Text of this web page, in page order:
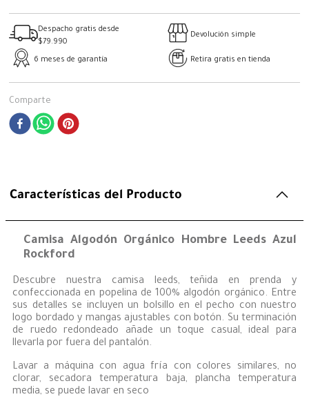
Despacho gratis desde
$79.990
Devolución simple
6 meses de garantía Retira gratis en tienda
Comparte
Características del Producto
Camisa Algodón Orgánico Hombre Leeds Azul
Rockford
Descubre nuestra camisa leeds, teñida en prenda y
confeccionada en popelina de 100% algodón orgánico. Entre
sus detalles se incluyen un bolsillo en el pecho con nuestro
logo bordado y mangas ajustables con botón. Su terminación
de ruedo redondeado añade un toque casual, ideal para
llevarla por fuera del pantalón.
Lavar a máquina con agua fría con colores similares, no
clorar, secadora temperatura baja, plancha temperatura
media, se puede lavar en seco